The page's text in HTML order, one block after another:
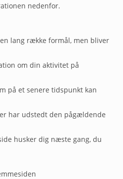
nedenfor.
lang række formål, men bliver
om din aktivitet på
på et senere tidspunkt kan
har udstedt den pågældende
husker dig næste gang, du